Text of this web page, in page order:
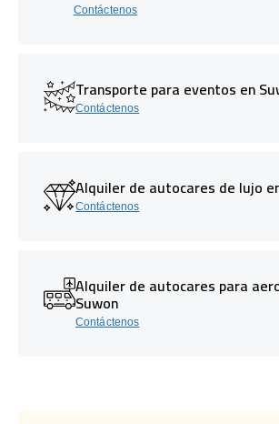
Contáctenos
Transporte para eventos en
Contáctenos
Alquiler de autocares de lujo
Contáctenos
Alquiler de autocares para
Suwon
Contáctenos